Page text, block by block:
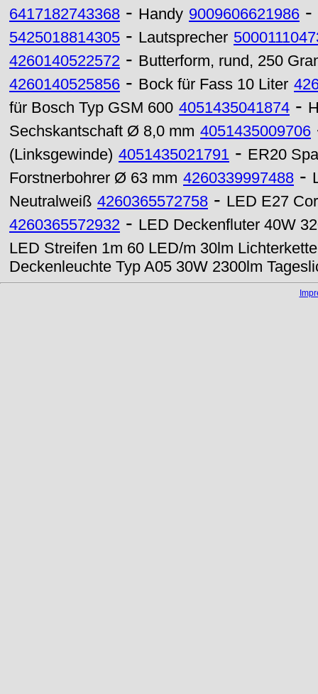
6417182743368 - Handy 9009606621986 -
5425018814305 - Lautsprecher
4260140522572 - Butterform, rund, 250
4260140525856 - Bock für Fass 10 Liter
für Bosch Typ GSM 600 4051435041874 -
Sechskantschaft Ø 8,0 mm 4051435009706
(Linksgewinde) 4051435021791 - ER20
Forstnerbohrer Ø 63 mm 4260339997488 -
Neutralweiß 4260365572758 - LED E27
4260365572932 - LED Deckenfluter 40W
LED Streifen 1m 60 LED/m 30lm
Deckenleuchte Typ A05 30W 2300lm